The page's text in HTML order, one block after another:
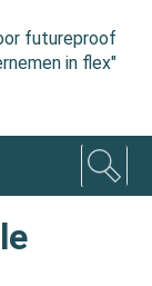
futureproof
in flex"